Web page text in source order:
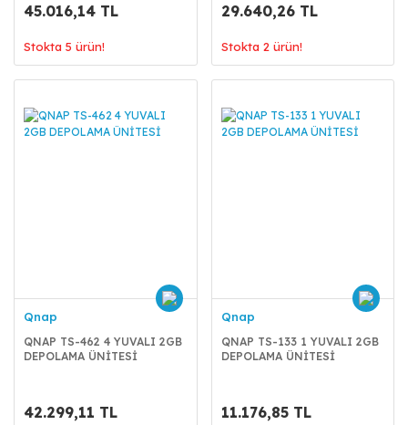
45.016,14 TL
Stokta 5 ürün!
29.640,26 TL
Stokta 2 ürün!
Qnap
QNAP TS-462 4 YUVALI 2GB
DEPOLAMA ÜNİTESİ
42.299,11 TL
Qnap
QNAP TS-133 1 YUVALI 2GB
DEPOLAMA ÜNİTESİ
11.176,85 TL